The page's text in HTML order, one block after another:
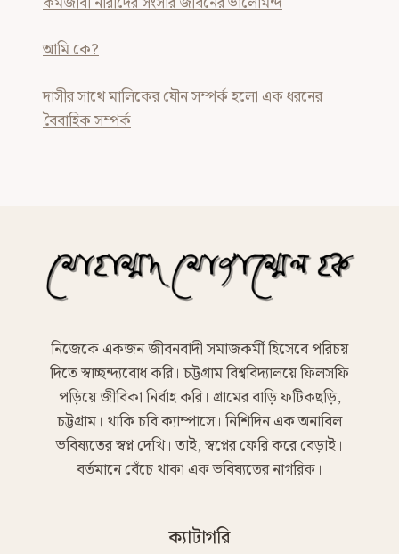
আমি কে?
দাসীর সাথে মালিকের যৌন সম্পর্ক হলো এক ধরনের
বৈবাহিক সম্পর্ক
নিজেকে একজন জীবনবাদী সমাজকর্মী হিসেবে পরিচয়
দিতে স্বাচ্ছন্দ্যবোধ করি। চট্টগ্রাম বিশ্ববিদ্যালয়ে ফিলসফি
পড়িয়ে জীবিকা নির্বাহ করি। গ্রামের বাড়ি ফটিকছড়ি,
চট্টগ্রাম। থাকি চবি ক্যাম্পাসে। নিশিদিন এক অনাবিল
ভবিষ্যতের স্বপ্ন দেখি। তাই, স্বপ্নের ফেরি করে বেড়াই।
বর্তমানে বেঁচে থাকা এক ভবিষ্যতের নাগরিক।
ক্যাটাগরি